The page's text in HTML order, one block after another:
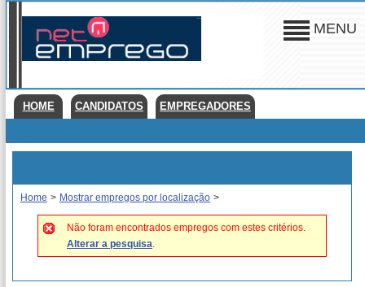
MENU
HOME CANDIDATOS EMPREGADORES
Home > Mostrar empregos por localização >
Não foram encontrados empregos com estes critérios.
Alterar a pesquisa.